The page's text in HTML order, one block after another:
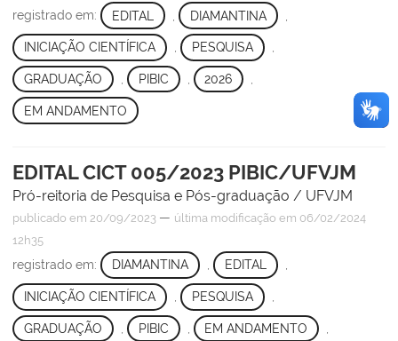
registrado em: EDITAL DIAMANTINA
INICIAÇÃO CIENTÍFICA , PESQUISA ,
GRADUAÇÃO PIBIC 2026
EM ANDAMENTO
EDITAL CICT 005/2023 PIBIC/UFVJM
Pró-reitoria de Pesquisa e Pós-graduação / UFVJM
publicado em 20/09/2023 — última modificação em 06/02/2024
12h35
registrado em: DIAMANTINA , EDITAL ,
INICIAÇÃO CIENTÍFICA PESQUISA
GRADUAÇÃO PIBIC EM ANDAMENTO